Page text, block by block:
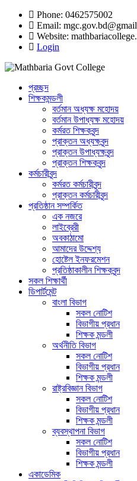
Phone: 0462575002
Email:
Website:
Login
প্রচ্ছদ
শিক্ষকমন্ডলী
বর্তমান অধ্যক্ষ মহোদয়
বর্তমান ‌উপাধ্যক্ষ মহোদয়
কর্মরত শিক্ষকবৃন্দ
প্রাক্তন অধ্যক্ষবৃন্দ
প্রাক্তন উপাধ্যক্ষবৃন্দ
প্রাক্তন শিক্ষকবৃন্দ
কর্মচারীবৃন্দ
কর্মরত কর্মচারীবৃন্দ
প্রাক্তন কর্মচারীবৃন্দ
প্রতিষ্ঠান সম্পর্কিত
এক নজরে
লাইব্রেরী
অবকাঠামো
আমাদের উদ্দেশ্য
হোষ্টেল ইনফরমেশন
প্রতিষ্ঠাকালীন শিক্ষকবৃন্দ
সকল শিক্ষার্থী
ডিপার্টমেন্ট
বাংলা বিভাগ
সকল নোটিশ
বিভাগীয় প্রধান
শিক্ষক মন্ডলী
অর্থনীতি বিভাগ
সকল নোটিশ
বিভাগীয় প্রধান
শিক্ষক মন্ডলী
রাষ্ট্রবিজ্ঞান বিভাগ
সকল নোটিশ
বিভাগীয় প্রধান
শিক্ষক মন্ডলী
ব্যবস্থাপনা বিভাগ
সকল নোটিশ
বিভাগীয় প্রধান
শিক্ষক মন্ডলী
একাডেমিক